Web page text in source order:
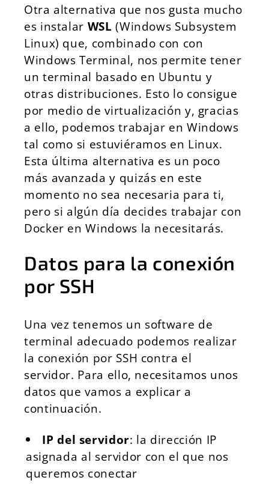
Otra alternativa que nos gusta mucho
es instalar WSL (Windows Subsystem
Linux) que, combinado con con
Windows Terminal, nos permite tener
un terminal basado en Ubuntu y
otras distribuciones. Esto lo consigue
por medio de virtualización y, gracias
a ello, podemos trabajar en Windows
tal como si estuviéramos en Linux.
Esta última alternativa es un poco
más avanzada y quizás en este
momento no sea necesaria para ti,
pero si algún día decides trabajar con
Docker en Windows la necesitarás.
Datos para la conexión
por SSH
Una vez tenemos un software de
terminal adecuado podemos realizar
la conexión por SSH contra el
servidor. Para ello, necesitamos unos
datos que vamos a explicar a
continuación.
IP del servidor: la dirección IP
asignada al servidor con el que nos
queremos conectar